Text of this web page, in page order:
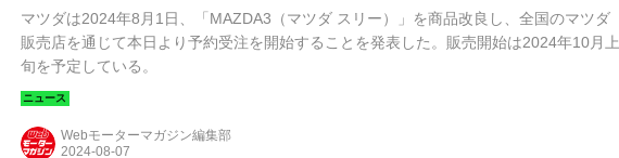
マツダは2024年8月1日、「MAZDA3（マツダ スリー）」を商品改良し、全国のマツダ
販売店を通じて本日より予約受注を開始することを発表した。販売開始は2024年10月上
旬を予定している。
Webモーターマガジン編集部